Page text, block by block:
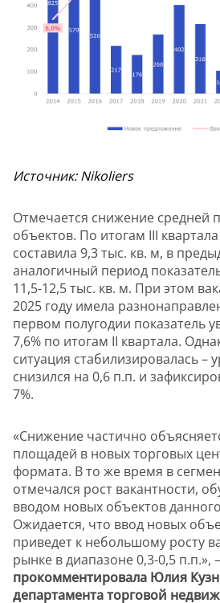
Источник: Nikoliers
Отмечается снижение средней
объектов. По итогам III
составила 9,3 тыс. кв. м, в
аналогичный период
11,5-12,5 тыс. кв. м. При этом
2025 году имела
первом полугодии показатель
7,6% по итогам II квартала.
ситуация стабилизировалась –
снизился на 0,6 п.п. и
7%.
«Снижение частично
площадей в новых торговых
формата. В то же время в
отмечался рост вакантности,
вводом новых объектов
Ожидается, что ввод новых
приведет к небольшому росту
рынке в диапазоне 0,3-0,5 п.п.», –
прокомментировала Юлия
департамента торговой